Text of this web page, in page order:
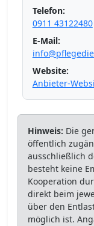
Telefon:
0911 43122480
E-Mail:
Website:
Anbieter-
Hinweis: Die
öffentlich
ausschließlich
besteht keine
Kooperation
direkt beim
über den
möglich ist.